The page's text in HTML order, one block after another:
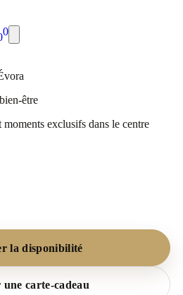
0
être
moments exclusifs dans le centre
la disponibilité
une carte-cadeau